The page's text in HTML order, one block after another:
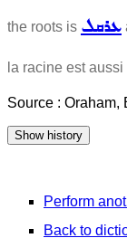
the roots is ܥܪܩܠ
la racine est aussi
Source : Oraham,
Perform
Back to